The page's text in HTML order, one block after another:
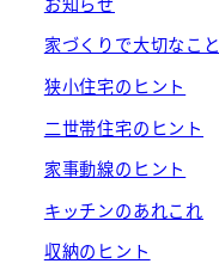
家づくりで大切なこと
狭小住宅のヒント
二世帯住宅のヒント
家事動線のヒント
キッチンのあれこれ
収納のヒント